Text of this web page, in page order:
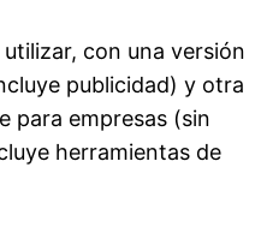
con una versión
publicidad) y otra
para empresas (sin
herramientas de